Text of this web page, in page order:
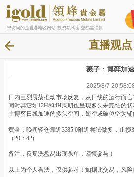
您访问的是香港地区网站 投资有风险 交易需谨慎
直播观点
薇子：博弈加速
2025/8/7 20:58:08
日内巨烈震荡推动市场反复，从日线的运行而
同时其它如12H和4H周期也呈现多头未完结的
主博弈日线加速的多头空间，短空或破位空为辅
黄金：晚间轻仓靠近3385.0附近尝试做多，止损
（20：42）
备注：反复洗盘易出现杀单，谨慎参与！
以上为个人看法，仅供参考！如据此交易，风险